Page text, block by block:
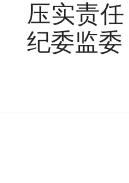
压实责
纪委监委